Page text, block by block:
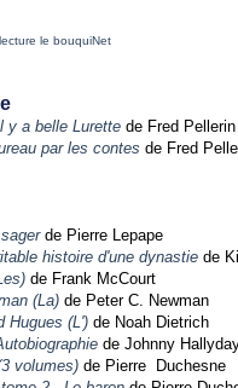
le bouquiNet
y a belle Lurette de Fred Pellerin
par les contes de Fred
de Pierre Lepape
histoire d'une dynastie de
de Frank McCourt
(La) de Peter C. Newman
Hugues (L') de Noah Dietrich
de Johnny
volumes) de Pierre Duchesne